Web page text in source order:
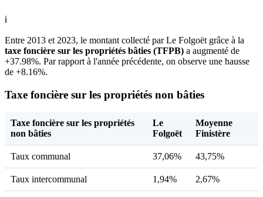
ℹ
Entre 2013 et 2023, le montant collecté par Le Folgoët grâce à la
taxe foncière sur les propriétés bâties (TFPB) a augmenté de
+37.98%. Par rapport à l'année précédente, on observe une hausse
de +8.16%.
Taxe foncière sur les propriétés non bâties
Taxe foncière sur les propriétés
non bâties
Le
Folgoët
Moyenne
Finistère
Taux communal 37,06% 43,75%
Taux intercommunal 1,94% 2,67%